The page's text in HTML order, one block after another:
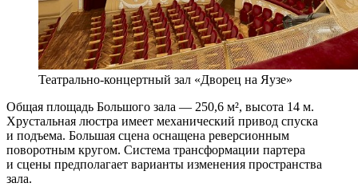
Театрально-концертный зал «Дворец на Яузе»
Общая площадь Большого зала — 250,6 м², высота 14 м.
Хрустальная люстра имеет механический привод спуска
и подъема. Большая сцена оснащена реверсионным
поворотным кругом. Система трансформации партера
и сцены предполагает варианты изменения пространства
зала.